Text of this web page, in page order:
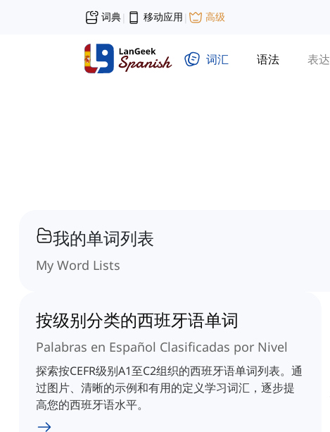
词典| 移动应用 | 高级
词汇 语法 表达
我的单词列表
My Word Lists
按级别分类的西班牙语单词
Palabras en Español Clasificadas por Nivel
探索按CEFR级别A1至C2组织的西班牙语单词列表。通
过图片、清晰的示例和有用的定义学习词汇，逐步提
高您的西班牙语水平。